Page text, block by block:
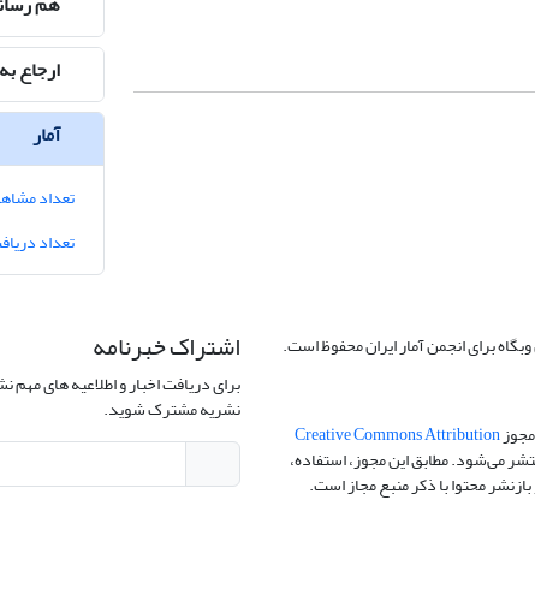
ارجاع
آمار
تعداد
تعداد
برای انجمن آمار ایران محفوظ است.
Creative Commons Attribution
می‌شود. مطابق این مجوز، استفاده،
محتوا با ذکر منبع مجاز است.
اشتراک خبرنامه
برای دریافت اخبار و اطلاعیه های مهم
نشریه مشترک شوید.